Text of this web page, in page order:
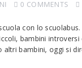
0 COMMENTS
con lo
bambini
bambini, oggi si